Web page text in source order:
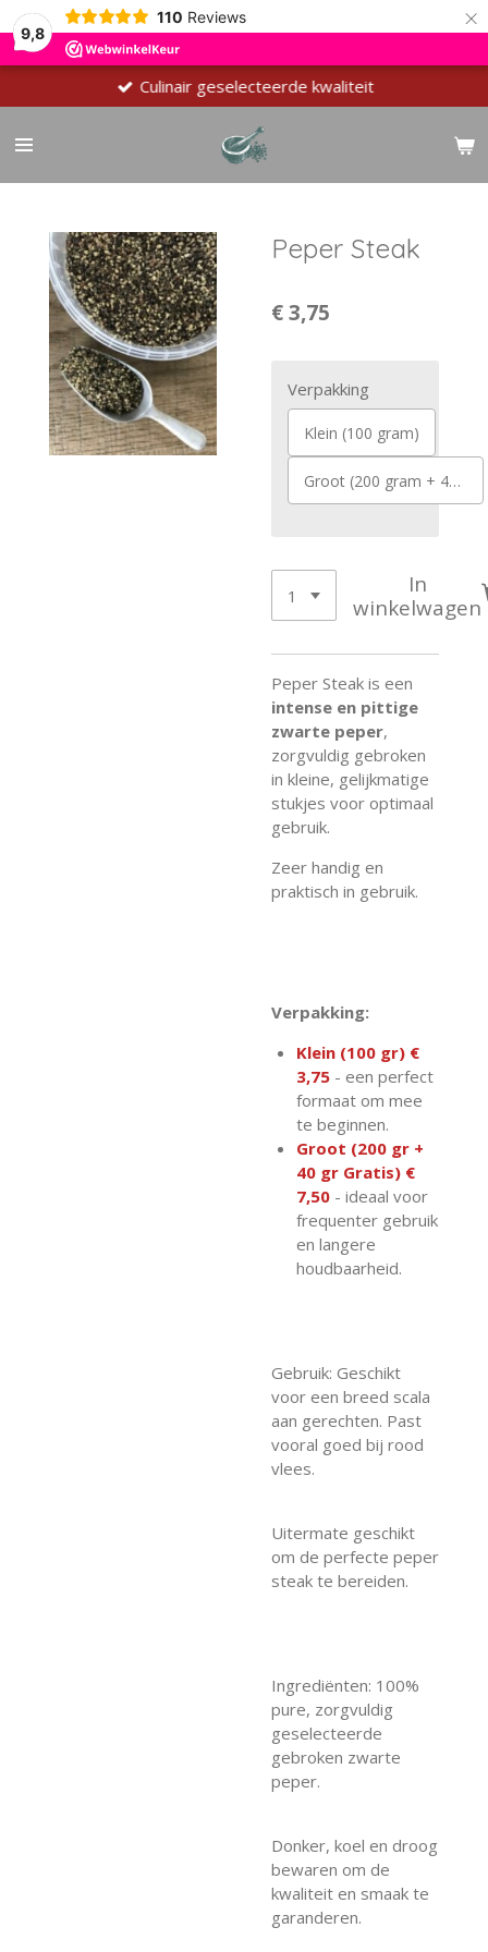
9,8
110 Reviews ×
Culinair geselecteerde kwaliteit
Peper Steak
€ 3,75
Verpakking
Klein (100 gram)
Groot (200 gram + 40 gram Gratis)
In
winkelwagen
Peper Steak is een
intense en pittige
zwarte peper,
zorgvuldig gebroken
in kleine, gelijkmatige
stukjes voor optimaal
gebruik.
Zeer handig en
praktisch in gebruik.
Verpakking:
Klein (100 gr) €
3,75- een perfect
formaat om mee
te beginnen.
Groot (200 gr +
40 gr Gratis) €
7,50- ideaal voor
frequenter gebruik
en langere
houdbaarheid.
Gebruik: Geschikt
voor een breed scala
aan gerechten. Past
vooral goed bij rood
vlees.
Uitermate geschikt
om de perfecte peper
steak te bereiden.
Ingrediënten: 100%
pure, zorgvuldig
geselecteerde
gebroken zwarte
peper.
Donker, koel en droog
bewaren om de
kwaliteit en smaak te
garanderen.